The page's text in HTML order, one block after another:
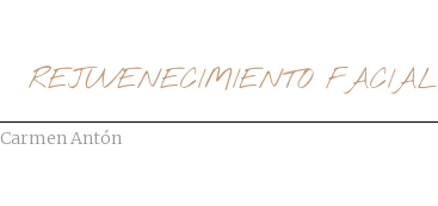
REJUVENECIMIENTO FACIAL
Carmen Antón